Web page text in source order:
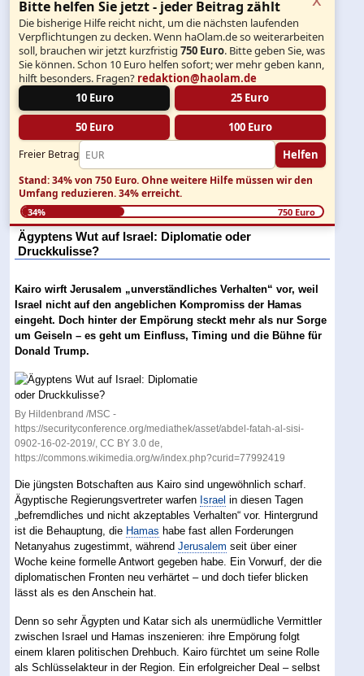
Bitte helfen Sie jetzt - jeder Beitrag zählt
Die bisherige Hilfe reicht nicht, um die nächsten laufenden
Verpflichtungen zu decken. Wenn haOlam.de so weiterarbeiten
soll, brauchen wir jetzt kurzfristig750 Euro. Bitte geben Sie, was
Sie können. Schon 10 Euro helfen sofort; wer mehr geben kann,
hilft besonders. Fragen? redaktion@haolam.de
10 Euro
25 Euro
50 Euro 100 Euro
Freier Betrag Helfen
Stand: 34% von 750 Euro.Ohne weitere Hilfe müssen wir den
Umfang reduzieren.34% erreicht.
34% 750 Euro
Ägyptens Wut auf Israel: Diplomatie oder
Druckkulisse?
Kairo wirft Jerusalem „unverständliches Verhalten“ vor, weil
Israel nicht auf den angeblichen Kompromiss der Hamas
eingeht. Doch hinter der Empörung steckt mehr als nur Sorge
um Geiseln – es geht um Einfluss, Timing und die Bühne für
Donald Trump.
By Hildenbrand /MSC -
https://securityconference.org/mediathek/asset/abdel-fatah-al-sisi-
0902-16-02-2019/, CC BY 3.0 de,
https://commons.wikimedia.org/w/index.php?curid=77992419
Die jüngsten Botschaften aus Kairo sind ungewöhnlich scharf.
Ägyptische Regierungsvertreter warfen Israel in diesen Tagen
„befremdliches und nicht akzeptables Verhalten“ vor. Hintergrund
ist die Behauptung, die Hamas habe fast allen Forderungen
Netanyahus zugestimmt, währendJerusalem seit über einer
Woche keine formelle Antwort gegeben habe. Ein Vorwurf, der die
diplomatischen Fronten neu verhärtet – und doch tiefer blicken
lässt als es den Anschein hat.
Denn so sehr Ägypten und Katar sich als unermüdliche Vermittler
zwischen Israel und Hamas inszenieren: ihre Empörung folgt
einem klaren politischen Drehbuch. Kairo fürchtet um seine Rolle
als Schlüsselakteur in der Region. Ein erfolgreicher Deal – selbst